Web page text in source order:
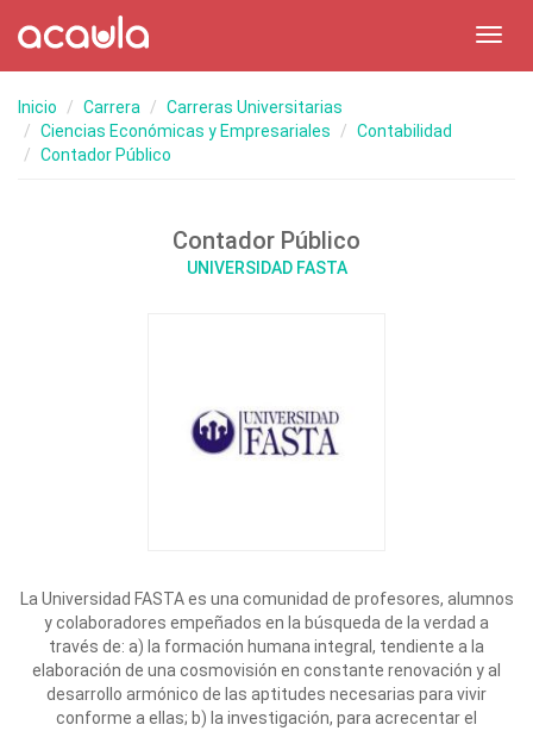
Inicio Carrera
Carreras Universitarias
Ciencias Económicas y Empresariales
Contabilidad
Contador Público
Contador Público
UNIVERSIDAD FASTA
La Universidad FASTA es una comunidad de profesores, alumnos
y colaboradores empeñados en la búsqueda de la verdad a
través de: a) la formación humana integral, tendiente a la
elaboración de una cosmovisión en constante renovación y al
desarrollo armónico de las aptitudes necesarias para vivir
conforme a ellas; b) la investigación, para acrecentar el